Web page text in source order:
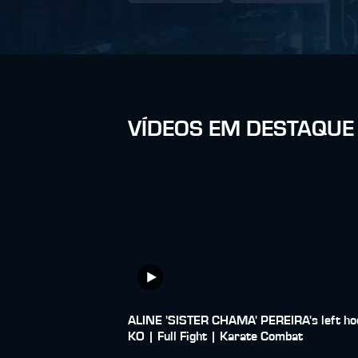
VÍDEOS EM DESTAQUE
ALINE 'SISTER CHAMA' PEREIRA's left
KO | Full Fight | Karate Combat